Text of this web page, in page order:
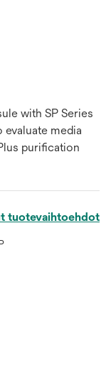
with SP Series
media
purification
tuotevaihtoehdot